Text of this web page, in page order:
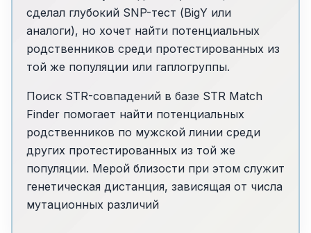
сделал глубокий SNP-тест (BigY или
аналоги), но хочет найти потенциальных
родственников среди протестированных из
той же популяции или гаплогруппы.
Поиск STR-совпадений в базе STR Match
Finder помогает найти потенциальных
родственников по мужской линии среди
других протестированных из той же
популяции. Мерой близости при этом служит
генетическая дистанция, зависящая от числа
мутационных различий